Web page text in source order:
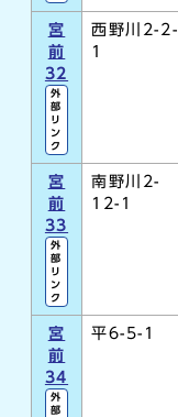
宮
前
32
外
部
リ
ン
ク
西野川2-2-
1
宮
前
33
外
部
リ
ン
ク
南野川2-
12-1
宮
前
34
外
部
平6-5-1